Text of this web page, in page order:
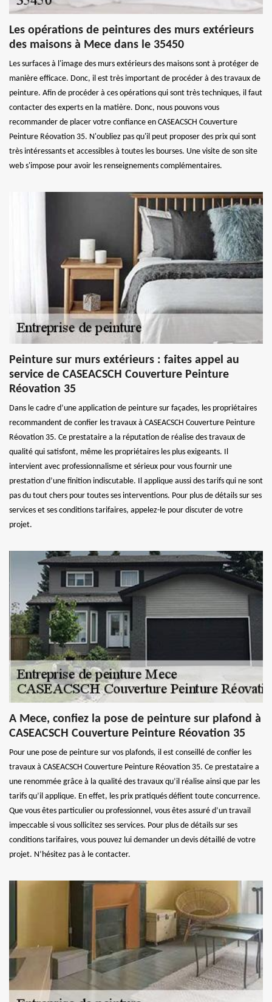
Les opérations de peintures des murs extérieurs
des maisons à Mece dans le 35450
Les surfaces à l'image des murs extérieurs des maisons sont à protéger de
manière efficace. Donc, il est très important de procéder à des travaux de
peinture. Afin de procéder à ces opérations qui sont très techniques, il faut
contacter des experts en la matière. Donc, nous pouvons vous
recommander de placer votre confiance en CASEACSCH Couverture
Peinture Réovation 35. N'oubliez pas qu'il peut proposer des prix qui sont
très intéressants et accessibles à toutes les bourses. Une visite de son site
web s'impose pour avoir les renseignements complémentaires.
Peinture sur murs extérieurs : faites appel au
service de CASEACSCH Couverture Peinture
Réovation 35
Dans le cadre d’une application de peinture sur façades, les propriétaires
recommandent de confier les travaux à CASEACSCH Couverture Peinture
Réovation 35. Ce prestataire a la réputation de réalise des travaux de
qualité qui satisfont, même les propriétaires les plus exigeants. Il
intervient avec professionnalisme et sérieux pour vous fournir une
prestation d’une finition indiscutable. Il applique aussi des tarifs qui ne sont
pas du tout chers pour toutes ses interventions. Pour plus de détails sur ses
services et ses conditions tarifaires, appelez-le pour discuter de votre
projet.
A Mece, confiez la pose de peinture sur plafond à
CASEACSCH Couverture Peinture Réovation 35
Pour une pose de peinture sur vos plafonds, il est conseillé de confier les
travaux à CASEACSCH Couverture Peinture Réovation 35. Ce prestataire a
une renommée grâce à la qualité des travaux qu’il réalise ainsi que par les
tarifs qu’il applique. En effet, les prix pratiqués défient toute concurrence.
Que vous êtes particulier ou professionnel, vous êtes assuré d’un travail
impeccable si vous sollicitez ses services. Pour plus de détails sur ses
conditions tarifaires, vous pouvez lui demander un devis détaillé de votre
projet. N’hésitez pas à le contacter.